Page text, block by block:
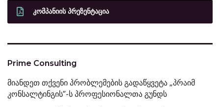
ᲙᲝᲛᲞᲐᲜᲘᲘᲡ ᲞᲠᲔᲖᲔᲜᲢᲐᲪᲘᲐ
Prime Consulting
მიანდეთ თქვენი პრობლემების გადაწყვეტა „პრაიმ
კონსალტინგის”-ს პროფესიონალთა გუნდს